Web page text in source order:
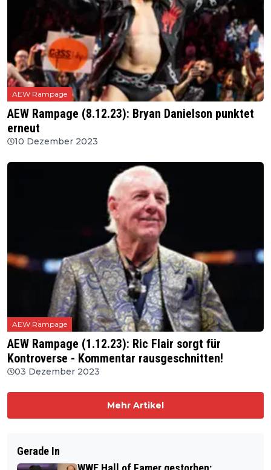
AEW Rampage
AEW Rampage (8.12.23): Bryan Danielson punktet
erneut
10 Dezember 2023
AEW Rampage
AEW Rampage (1.12.23): Ric Flair sorgt für
Kontroverse - Kommentar rausgeschnitten!
03 Dezember 2023
Mehr Artikel
Gerade In